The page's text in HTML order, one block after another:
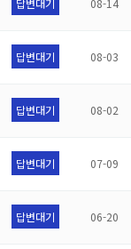
답변대기 08-14
답변대기 08-03
답변대기 08-02
답변대기 07-09
답변대기 06-20